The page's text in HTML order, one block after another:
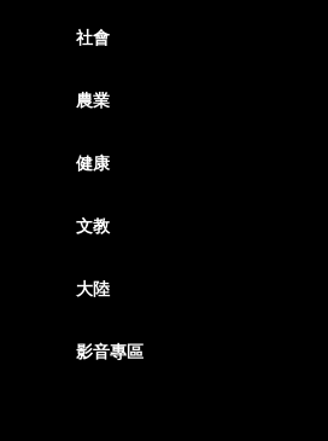
社會
農業
健康
文教
大陸
影音專區